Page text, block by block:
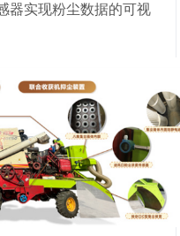
器实现粉尘数据的可视